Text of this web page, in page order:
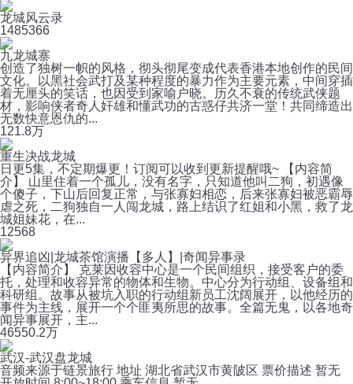
龙城风云录
1485366
九龙城寨
创造了独树一帜的风格，彻头彻尾变成代表香港本地创作的民间
文化。以黑社会武打及某种程度的暴力作为主要元素，中间穿插
着无厘头的笑话，也因受到家喻户晓。历久不衰的传统武侠题
材，影响侠者奇人奸雄和懂武功的古惑仔共济一堂！共同缔造出
无数快意恩仇的...
121.8万
重生决战龙城
日更5集，不定期爆更！订阅可以收到更新提醒哦~ 【内容简
介】 山里住着一个孤儿，没有名字，只知道他叫二狗，初遇像
个傻子，下山后回复正常，与张寡妇相恋，后来张寡妇被恶霸辱
虐之死，二狗独自一人闯龙城，路上结识了红姐和小黑，救了龙
城姐妹花，在...
12568
异界追凶|龙城茶馆演播【多人】|奇闻异事录
【内容简介】 克莱因收容中心是一个民间组织，接受客户的委
托，处理和收容异常的物体和生物。中心分为行动组、设备组和
科研组。故事从被坑入职的行动组新员工沈阔展开，以他经历的
事件为主线，展开一个个匪夷所思的故事。全篇无鬼，以各地奇
闻异事展开，主...
46550.2万
武汉-武汉盘龙城
音频来源于链景旅行 地址 湖北省武汉市黄陂区 票价描述 暂无